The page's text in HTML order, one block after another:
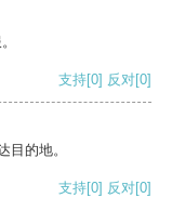
支持[0] 反对[0]
目的地。
支持[0] 反对[0]